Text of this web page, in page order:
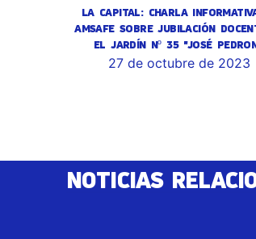
LA CAPITAL: CHARLA
AMSAFE SOBRE JUBILACIÓN
EL JARDÍN Nº 35 "JOSÉ
27 de octubre de 2023
NOTICIAS